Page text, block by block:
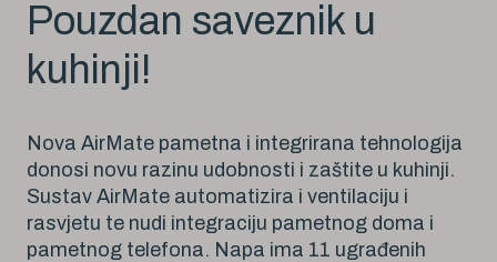
Pouzdan saveznik u
kuhinji!
Nova AirMate pametna i integrirana tehnologija
donosi novu razinu udobnosti i zaštite u kuhinji.
Sustav AirMate automatizira i ventilaciju i
rasvjetu te nudi integraciju pametnog doma i
pametnog telefona. Napa ima 11 ugrađenih